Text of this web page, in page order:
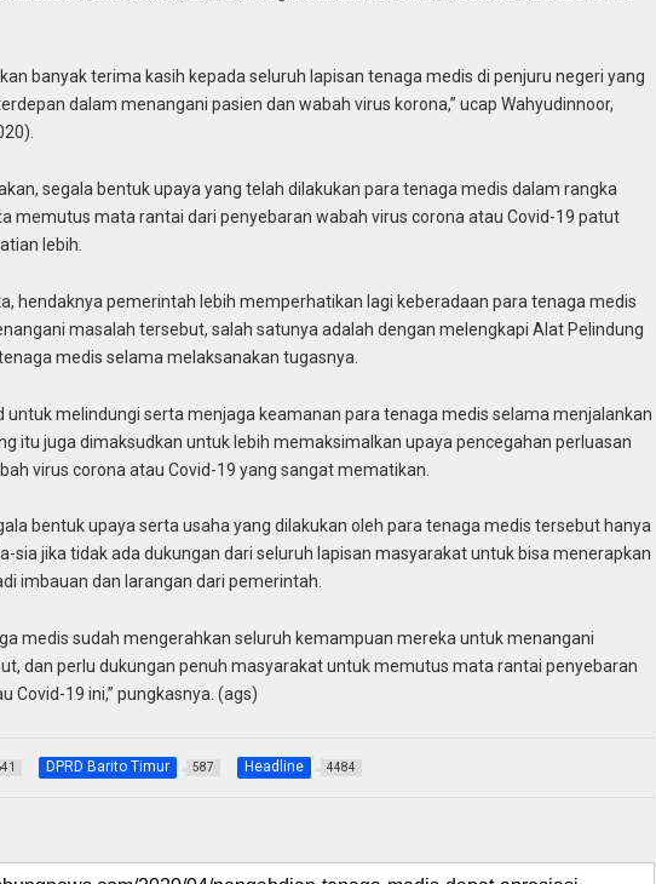
banyak terima kasih kepada seluruh lapisan tenaga medis di penjuru negeri yang
dalam menangani pasien dan wabah virus korona,” ucap Wahyudinnoor,
segala bentuk upaya yang telah dilakukan para tenaga medis dalam rangka
memutus mata rantai dari penyebaran wabah virus corona atau Covid-19 patut
lebih.
hendaknya pemerintah lebih memperhatikan lagi keberadaan para tenaga medis
masalah tersebut, salah satunya adalah dengan melengkapi Alat Pelindung
medis selama melaksanakan tugasnya.
untuk melindungi serta menjaga keamanan para tenaga medis selama menjalankan
itu juga dimaksudkan untuk lebih memaksimalkan upaya pencegahan perluasan
virus corona atau Covid-19 yang sangat mematikan.
bentuk upaya serta usaha yang dilakukan oleh para tenaga medis tersebut hanya
sia jika tidak ada dukungan dari seluruh lapisan masyarakat untuk bisa menerapkan
imbauan dan larangan dari pemerintah.
medis sudah mengerahkan seluruh kemampuan mereka untuk menangani
dan perlu dukungan penuh masyarakat untuk memutus mata rantai penyebaran
Covid-19 ini,” pungkasnya. (ags)
DPRD Barito Timur 587 Headline 4484